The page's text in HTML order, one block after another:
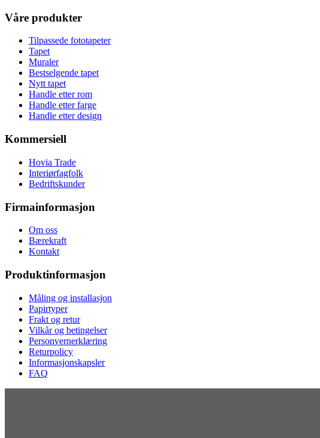
Våre produkter
Tilpassede fototapeter
Tapet
Muraler
Bestselgende tapet
Nytt tapet
Handle etter rom
Handle etter farge
Handle etter design
Kommersiell
Hovia Trade
Interiørfagfolk
Bedriftskunder
Firmainformasjon
Om oss
Bærekraft
Kontakt
Produktinformasjon
Måling og installasjon
Papirtyper
Frakt og retur
Vilkår og betingelser
Personvernerklæring
Returpolicy
Informasjonskapsler
FAQ